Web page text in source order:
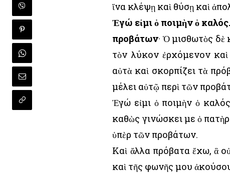
ἵνα κλέψῃ καὶ θύσῃ καὶ
Ἐγώ εἰμι ὁ ποιμὴν ὁ
προβάτων· Ὁ μισθωτὸς δὲ
τὸν λύκον ἐρχόμενον καὶ
αὐτὰ καὶ σκορπίζει τὰ
μέλει αὐτῷ περὶ τῶν
Ἐγώ εἰμι ὁ ποιμὴν ὁ
καθὼς γινώσκει με ὁ
ὑπὲρ τῶν προβάτων.
Καὶ ἄλλα πρόβατα ἔχω, ἃ
καὶ τῆς φωνῆς μου